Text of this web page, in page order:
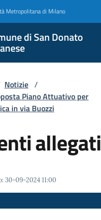
Metropolitana di Milano
di San Donato
Notizie /
Piano Attuativo per
in via Buozzi
allegati
:30-09-2024 11:00